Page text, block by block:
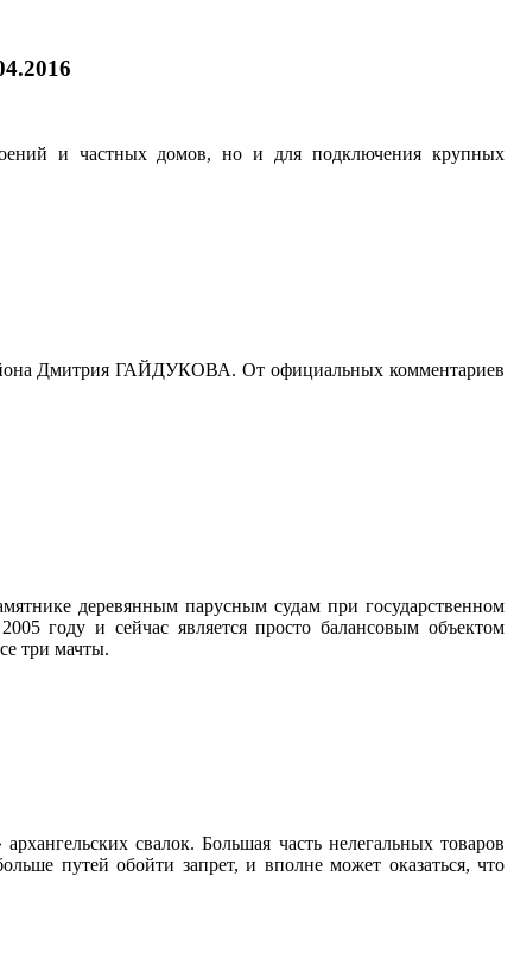
и частных домов, но и для подключения крупных
Дмитрия ГАЙДУКОВА. От официальных комментариев
деревянным парусным судам при государственном
году и сейчас является просто балансовым объектом
три мачты.
свалок. Большая часть нелегальных товаров
путей обойти запрет, и вполне может оказаться, что